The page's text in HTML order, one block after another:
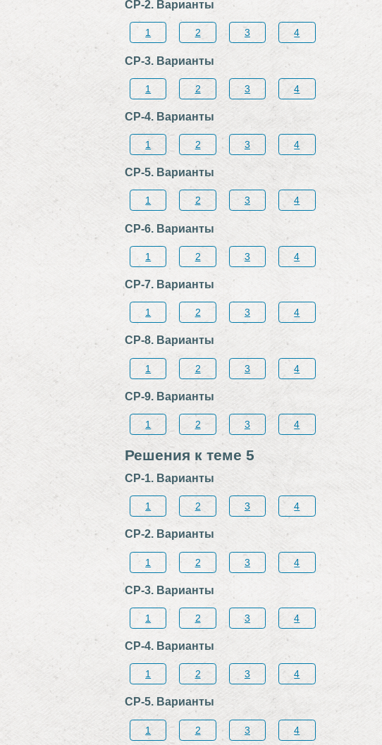
СР-2. Варианты
1 2 3 4
СР-3. Варианты
1 2 3 4
СР-4. Варианты
1 2 3 4
СР-5. Варианты
1 2 3 4
СР-6. Варианты
1 2 3 4
СР-7. Варианты
1 2 3 4
СР-8. Варианты
1 2 3 4
СР-9. Варианты
1 2 3 4
Решения к теме 5
СР-1. Варианты
1 2 3 4
СР-2. Варианты
1 2 3 4
СР-3. Варианты
1 2 3 4
СР-4. Варианты
1 2 3 4
СР-5. Варианты
1 2 3 4